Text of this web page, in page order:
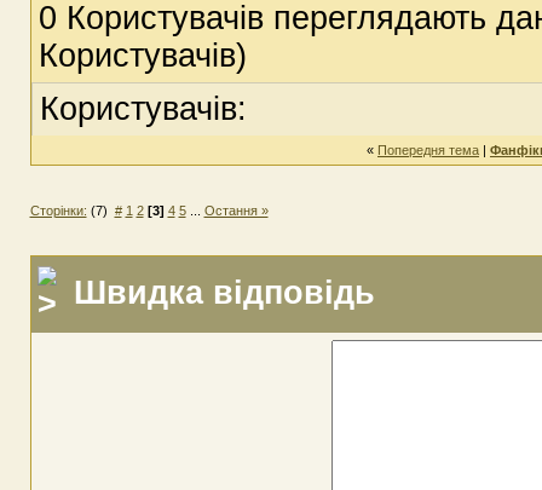
0 Користувачів переглядають
Користувачів)
Користувачів:
« Попередня тема |
Сторінки: (7) # 1 2 [3] 4 5... Остання »
Швидка відповідь